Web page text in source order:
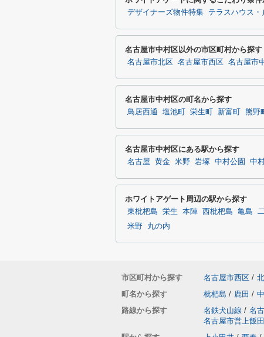
デザイナーズ物件特集 テラスハウス
名古屋市中村区以外の市区町村から探す
名古屋市北区 名古屋市西区 名古屋市
名古屋市中村区の町名から探す
鳥居西通 塩池町 栄生町 新富町 熊野町
名古屋市中村区にある駅から探す
名古屋 黄金 米野 岩塚 中村公園 中
ホワイトアゲート周辺の駅から探す
東枇杷島 栄生 本陣 西枇杷島 亀島
米野
丸の内
市区町村から探す 名古屋市西区 /
町名から探す
枇杷島 / 鹿田 /
路線から探す
名鉄犬山線 / 名
名古屋市営上飯